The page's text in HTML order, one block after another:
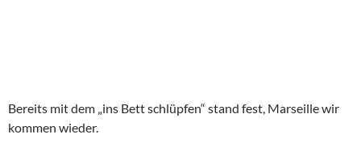
Bereits mit dem „ins Bett schlüpfen“ stand fest, Marseille wir
kommen wieder.